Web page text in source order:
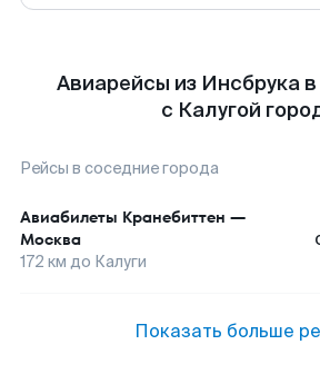
Авиарейсы из Инсбрука
с Калугой
Рейсы в соседние города
Авиабилеты Кранебиттен —
Москва
172 км до Калуги
Показать больше